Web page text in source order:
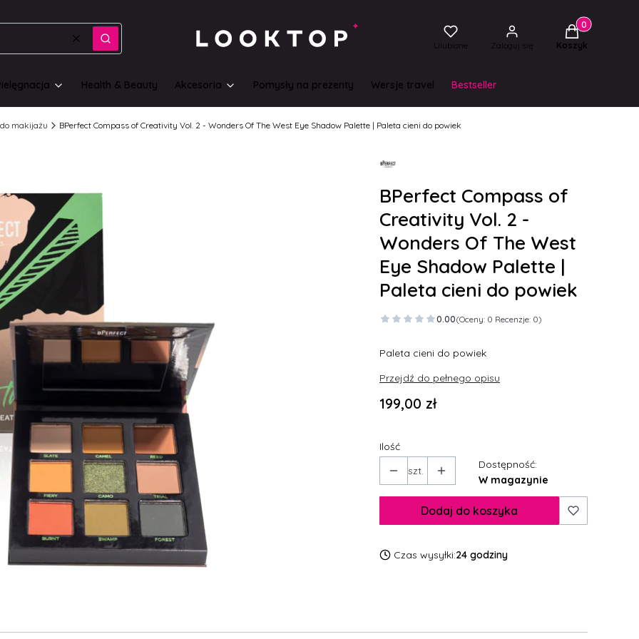
WyczyśćSzukaj Ulubione Zaloguj się
Produkty w
Koszyk
Health & Beauty Akcesoria Pomysły na prezenty Wersje travel Bestseller
makijażu BPerfect Compass of Creativity Vol. 2 - Wonders Of The West Eye Shadow Palette | Paleta cieni do powiek
BPerfect Compass of
Creativity Vol. 2 -
Wonders Of The West
Eye Shadow Palette |
Paleta cieni do powiek
0.00(Oceny: 0 Recenzje: 0)
Paleta cieni do powiek
Przejdź do pełnego opisu
Cena
199,00 zł
Ilość
szt.
Dostępność:
W magazynie
Dodaj do koszyka
Czas wysyłki:24 godziny